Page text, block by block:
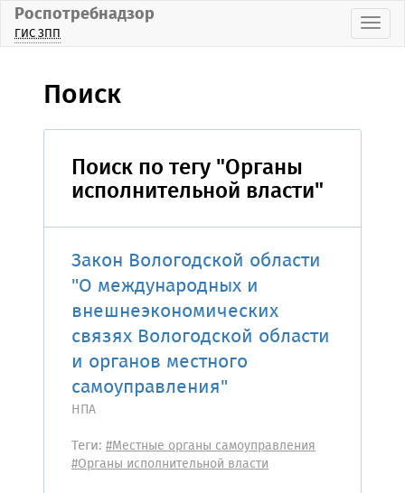
Роспотребнадзор
ГИС ЗПП
Поиск
Поиск по тегу "Органы
исполнительной власти"
Закон Вологодской области
"О международных и
внешнеэкономических
связях Вологодской области
и органов местного
самоуправления"
НПА
Теги: #Местные органы самоуправления
#Органы исполнительной власти